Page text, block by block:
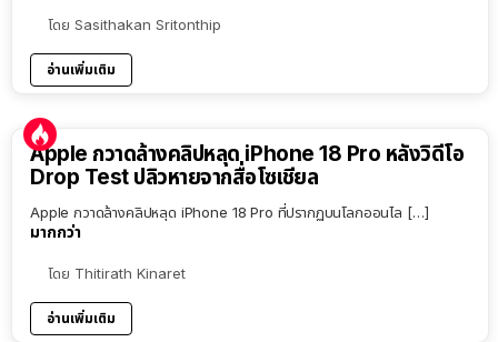
โดย Sasithakan Sritonthip
อ่านเพิ่มเติม
Apple กวาดล้างคลิปหลุด iPhone 18 Pro หลังวิดีโอ
Drop Test ปลิวหายจากสื่อโซเชียล
Apple กวาดล้างคลิปหลุด iPhone 18 Pro ที่ปรากฏบนโลกออนไล […]
มากกว่า
โดย Thitirath Kinaret
อ่านเพิ่มเติม